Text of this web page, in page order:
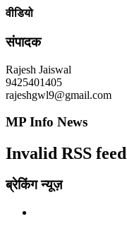
वीडियो
संपादक
Rajesh Jaiswal
9425401405
rajeshgwl9@gmail.com
MP Info News
Invalid RSS
ब्रेकिंग न्यूज़